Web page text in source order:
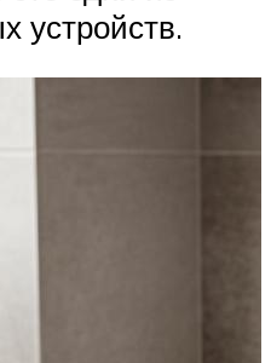
устройств.